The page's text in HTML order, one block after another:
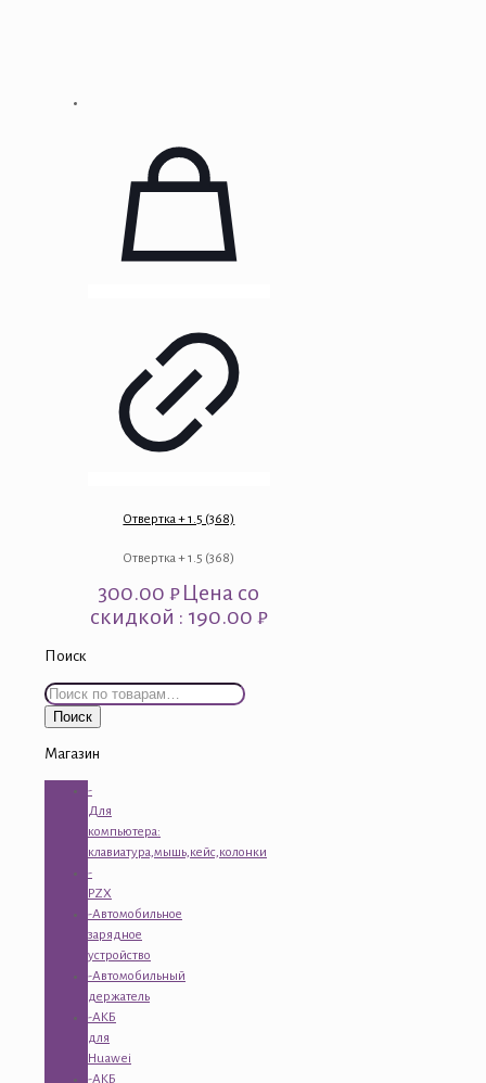
Отвертка + 1.5 (368)
Отвертка + 1.5 (368)
300.00₽Цена со
скидкой : 190.00 ₽
Поиск
Искать:
Поиск
Магазин
-
Для
компьютера:
клавиатура,мышь,кейс,колонки
-
PZX
-Автомобильное
зарядное
устройство
-Автомобильный
держатель
-АКБ
для
Huawei
-АКБ